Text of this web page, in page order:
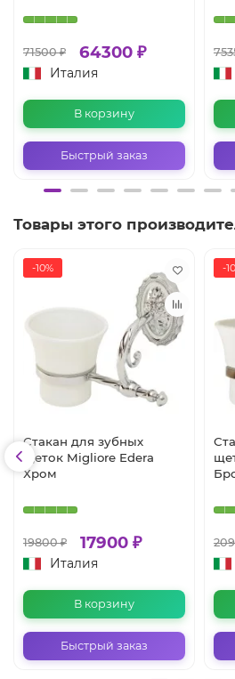
71500 ₽ 64300 ₽
Италия
В корзину
Быстрый заказ
Товары этого
-10%
Стакан для зубных
щеток Migliore Edera
Хром
19800 ₽ 17900 ₽
Италия
В корзину
Быстрый заказ
-